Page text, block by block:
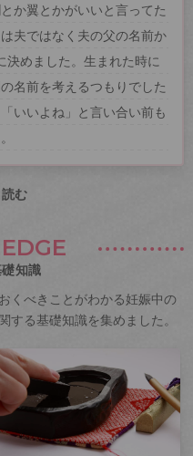
か翼とかがいいと言ってた
夫ではなく夫の父の名前か
決めました。生まれた時に
名前を考えるつもりでした
いいよね」と言い合い前も
む
知識
くべきことがわかる妊娠中の
する基礎知識を集めました。